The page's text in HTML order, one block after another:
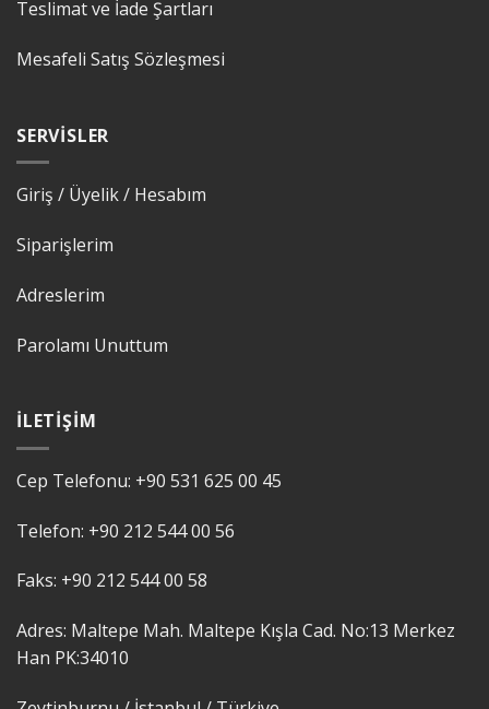
Teslimat ve İade Şartları
Mesafeli Satış Sözleşmesi
SERVISLER
Giriş / Üyelik / Hesabım
Siparişlerim
Adreslerim
Parolamı Unuttum
İLETIŞIM
Cep Telefonu: +90 531 625 00 45
Telefon: +90 212 544 00 56
Faks: +90 212 544 00 58
Adres: Maltepe Mah. Maltepe Kışla Cad. No:13 Merkez
Han PK:34010